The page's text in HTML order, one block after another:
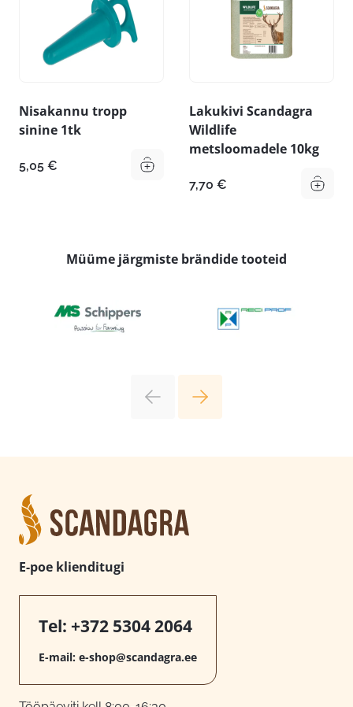
Nisakannu tropp
sinine 1tk
5,05 €
Lakukivi Scandagra
Wildlife
metsloomadele 10kg
7,70 €
Müüme järgmiste brändide tooteid
E-poe klienditugi
Tel: +372 5304 2064
E-mail: e-shop@scandagra.ee